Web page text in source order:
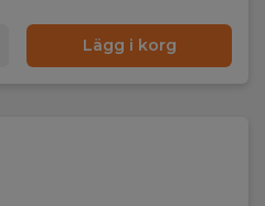
Lägg i korg